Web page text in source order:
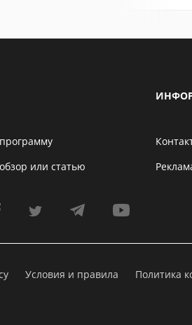
или статью
Условия и правила Политика